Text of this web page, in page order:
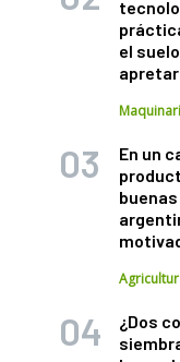
el
En un
¿Dos